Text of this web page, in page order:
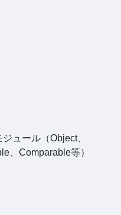
ュール（Object、
、Comparable等）